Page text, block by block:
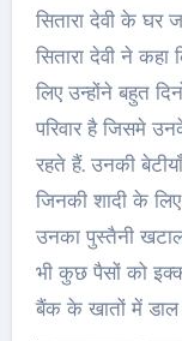
सितारा देवी के
सितारा देवी ने
लिए उन्होंने बहुत
परिवार है जिसमे
रहते हैं. उनकी
जिनकी शादी के
उनका पुस्तैनी
भी कुछ पैसों को
बैंक के खातों में डाल